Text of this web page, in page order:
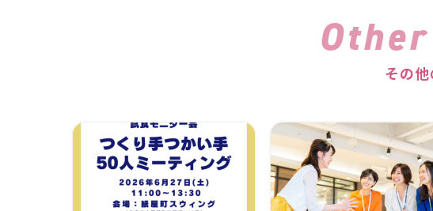
その